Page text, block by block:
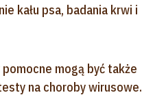
kału psa, badania krwi i
mogą być także
na choroby wirusowe.